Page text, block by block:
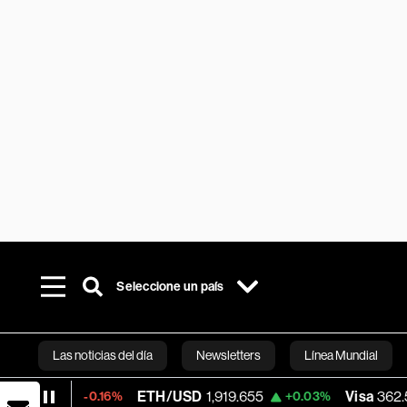
Seleccione un país
Las noticias del día Newsletters Línea Mundial
Bloomberg
ETH/USD 1,919.655 +0.03% Visa 362.50 -